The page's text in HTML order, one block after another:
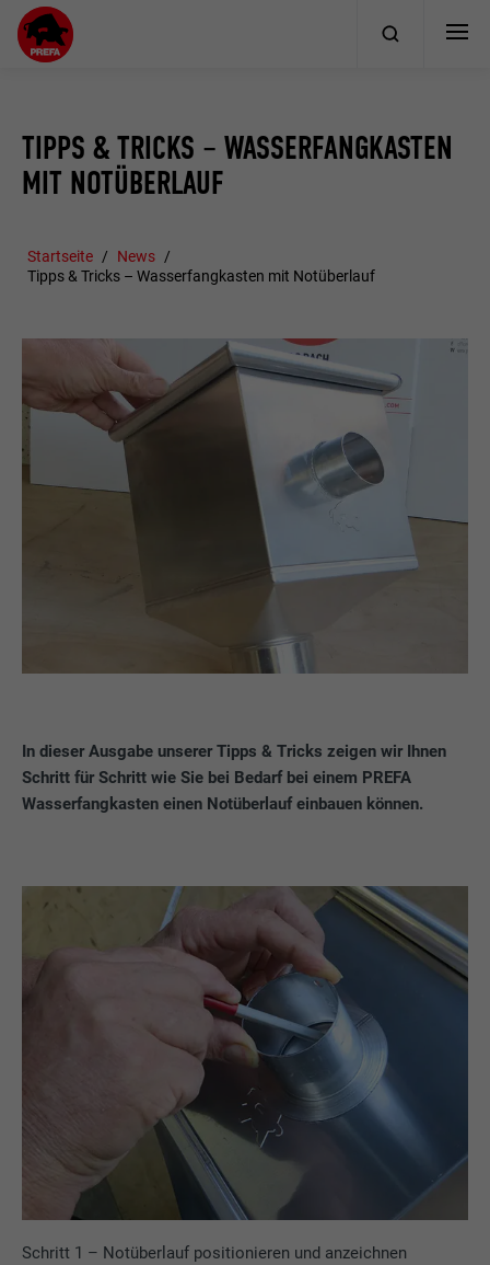
TIPPS & TRICKS – WASSERFANGKASTEN
MIT NOTÜBERLAUF
Startseite
News
Tipps & Tricks – Wasserfangkasten mit Notüberlauf
In dieser Ausgabe unserer Tipps & Tricks zeigen wir Ihnen
Schritt für Schritt wie Sie bei Bedarf bei einem PREFA
Wasserfangkasten einen Notüberlauf einbauen können.
Schritt 1 – Notüberlauf positionieren und anzeichnen